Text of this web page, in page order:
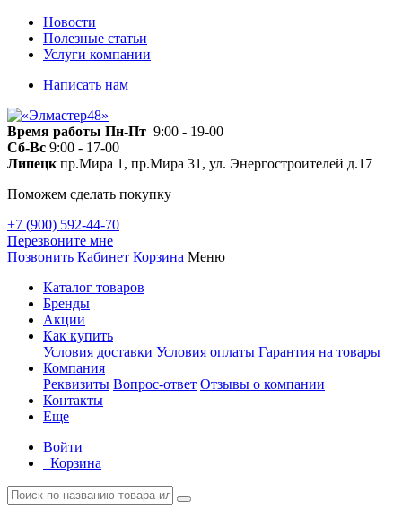
Новости
Полезные статьи
Услуги компании
Написать нам
Время работы Пн-Пт 9:00 - 19-00
Сб-Вс 9:00 - 17-00
Липецк пр.Мира 1, пр.Мира 31, ул. Энергостроителей д.17
Поможем сделать покупку
+7 (900) 592-44-70
Перезвоните мне
Позвонить Кабинет Корзина Меню
Каталог товаров
Бренды
Акции
Как купить
Условия доставки Условия оплаты Гарантия на товары
Компания
Реквизиты Вопрос-ответ Отзывы о компании
Контакты
Еще
Войти
Корзина